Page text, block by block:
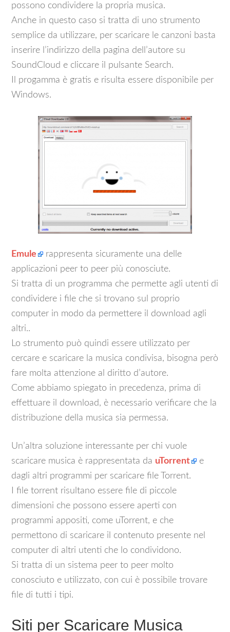
possono condividere la propria musica.
Anche in questo caso si tratta di uno strumento
semplice da utilizzare, per scaricare le canzoni basta
inserire l’indirizzo della pagina dell’autore su
SoundCloud e cliccare il pulsante Search.
Il progamma è gratis e risulta essere disponibile per
Windows.
Emule
rappresenta sicuramente una delle
applicazioni peer to peer più conosciute.
Si tratta di un programma che permette agli utenti di
condividere i file che si trovano sul proprio
computer in modo da permettere il download agli
altri..
Lo strumento può quindi essere utilizzato per
cercare e scaricare la musica condivisa, bisogna però
fare molta attenzione al diritto d’autore.
Come abbiamo spiegato in precedenza, prima di
effettuare il download, è necessario verificare che la
distribuzione della musica sia permessa.
Un’altra soluzione interessante per chi vuole
scaricare musica è rappresentata da uTorrent
e
dagli altri programmi per scaricare file Torrent.
I file torrent risultano essere file di piccole
dimensioni che possono essere aperti con
programmi appositi, come uTorrent, e che
permettono di scaricare il contenuto presente nel
computer di altri utenti che lo condividono.
Si tratta di un sistema peer to peer molto
conosciuto e utilizzato, con cui è possibile trovare
file di tutti i tipi.
Siti per Scaricare Musica